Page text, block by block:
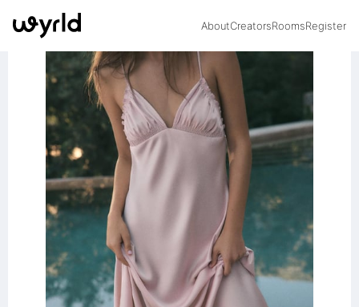
AboutCreatorsRoomsRegister